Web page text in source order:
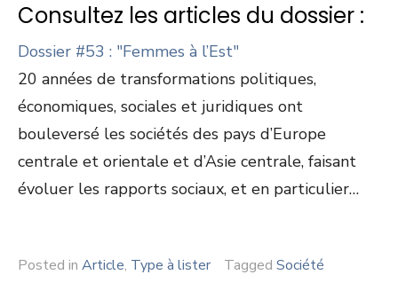
Consultez les articles du dossier :
Dossier #53 : "Femmes à l’Est"
20 années de transformations politiques,
économiques, sociales et juridiques ont
bouleversé les sociétés des pays d’Europe
centrale et orientale et d’Asie centrale, faisant
évoluer les rapports sociaux, et en particulier…
Posted in Article, Type à lister Tagged Société